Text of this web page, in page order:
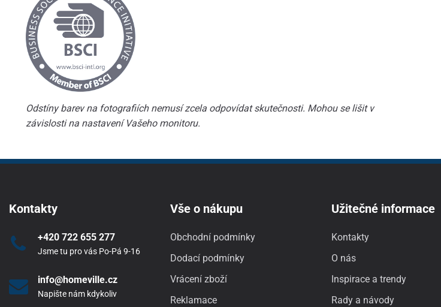
Odstíny barev na fotografiích nemusí zcela odpovídat skutečnosti. Mohou se lišit v
závislosti na nastavení Vašeho monitoru.
Kontakty
+420 722 655 277
Jsme tu pro vás Po-Pá 9-16
info@homeville.cz
Napište nám kdykoliv
Vše o nákupu
Obchodní podmínky
Dodací podmínky
Vrácení zboží
Reklamace
Užitečné informace
Kontakty
O nás
Inspirace a trendy
Rady a návody